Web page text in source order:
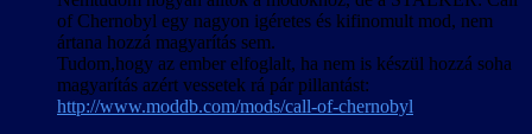
of Chernobyl egy nagyon igéretes és kifinomult mod, nem
ártana hozzá magyarítás sem.
Tudom,hogy az ember elfoglalt, ha nem is készül hozzá soha
magyarítás azért vessetek rá pár pillantást:
http://www.moddb.com/mods/call-of-chernobyl